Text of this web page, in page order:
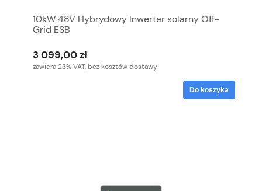
10kW 48V Hybrydowy Inwerter solarny Off-
Grid ESB
3 099,00 zł
zawiera 23% VAT, bez kosztów dostawy
Do koszyka